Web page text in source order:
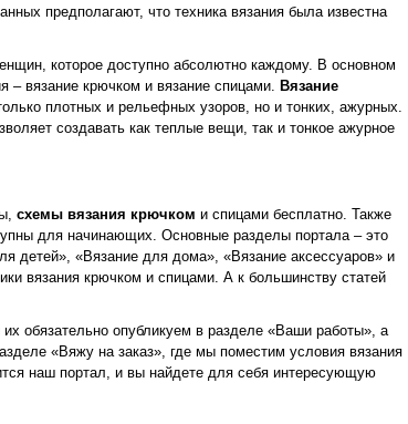
предполагают, что техника вязания была известна
которое доступно абсолютно каждому. В основном
– вязание крючком и вязание спицами. Вязание
плотных и рельефных узоров, но и тонких, ажурных.
создавать как теплые вещи, так и тонкое ажурное
схемы вязания крючком и спицами бесплатно. Также
для начинающих. Основные разделы портала – это
детей», «Вязание для дома», «Вязание аксессуаров» и
вязания крючком и спицами. А к большинству статей
обязательно опубликуем в разделе «Ваши работы», а
«Вяжу на заказ», где мы поместим условия вязания
наш портал, и вы найдете для себя интересующую